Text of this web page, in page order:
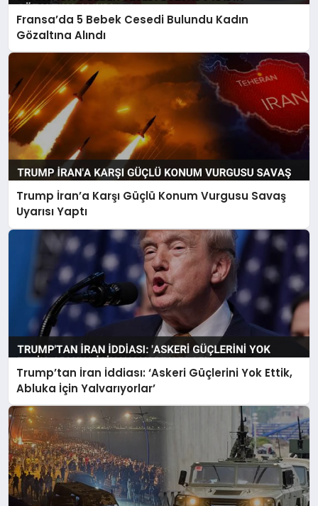
Fransa’da 5 Bebek Cesedi Bulundu Kadın
Gözaltına Alındı
Trump İran’a Karşı Güçlü Konum Vurgusu Savaş
Uyarısı Yaptı
Trump’tan İran İddiası: ‘Askeri Güçlerini Yok Ettik,
Abluka İçin Yalvarıyorlar’